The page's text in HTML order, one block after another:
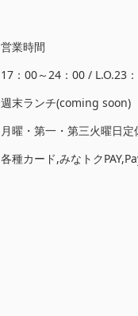
営業時間
17：00～24：00 / L.O.23
週末ランチ(coming soon)
月曜・第一・第三火曜日
各種カード,みなトク